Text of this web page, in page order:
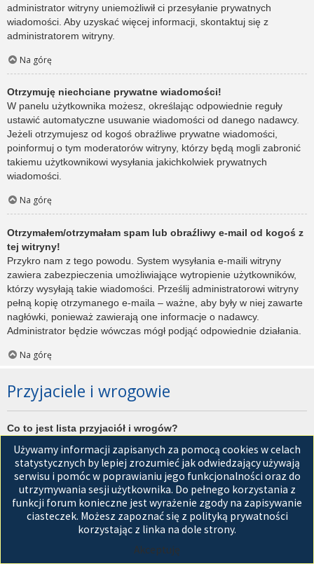
administrator witryny uniemożliwił ci przesyłanie prywatnych
wiadomości. Aby uzyskać więcej informacji, skontaktuj się z
administratorem witryny.
Na górę
Otrzymuję niechciane prywatne wiadomości!
W panelu użytkownika możesz, określając odpowiednie reguły
ustawić automatyczne usuwanie wiadomości od danego nadawcy.
Jeżeli otrzymujesz od kogoś obraźliwe prywatne wiadomości,
poinformuj o tym moderatorów witryny, którzy będą mogli zabronić
takiemu użytkownikowi wysyłania jakichkolwiek prywatnych
wiadomości.
Na górę
Otrzymałem/otrzymałam spam lub obraźliwy e-mail od kogoś z
tej witryny!
Przykro nam z tego powodu. System wysyłania e-maili witryny
zawiera zabezpieczenia umożliwiające wytropienie użytkowników,
którzy wysyłają takie wiadomości. Prześlij administratorowi witryny
pełną kopię otrzymanego e-maila – ważne, aby były w niej zawarte
nagłówki, ponieważ zawierają one informacje o nadawcy.
Administrator będzie wówczas mógł podjąć odpowiednie działania.
Na górę
Przyjaciele i wrogowie
Co to jest lista przyjaciół i wrogów?
użytkowników witryny. Użytkownicy dodani do listy przyjaciół będą
wyświetleni na karciePrzyjacieleznajdującej się w panelu
zarządzania kontem. Z tego poziomu można szybko sprawdzić ich
status, a także wysłać prywatną wiadomość. Zależnie od
używanego stylu witryny, posty tych użytkowników mogą być
wyróżniane. Jeśli użytkownik zostanie dodany do listy wrogów,
Używamy informacji zapisanych za pomocą cookies w celach
statystycznych by lepiej zrozumieć jak odwiedzający używają
serwisu i pomóc w poprawianiu jego funkcjonalności oraz do
utrzymywania sesji użytkownika. Do pełnego korzystania z
funkcji forum konieczne jest wyrażenie zgody na zapisywanie
ciasteczek. Możesz zapoznać się z polityką prywatności
korzystając z linka na dole strony.
Akceptuję